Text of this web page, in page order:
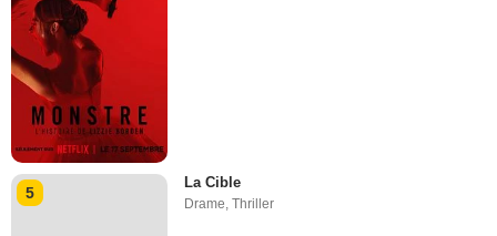
5
La Cible
Drame ,Thriller